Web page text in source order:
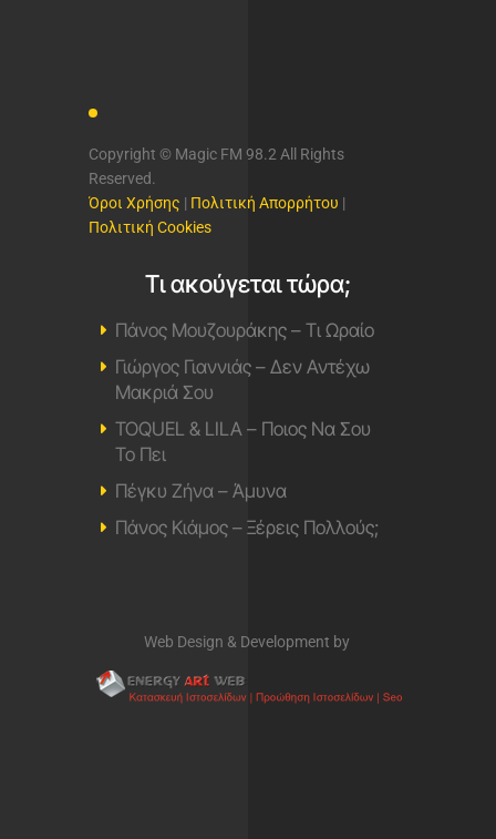
Copyright © Magic FM 98.2 All Rights
Reserved.
Όροι Χρήσης | Πολιτική Απορρήτου |
Πολιτική Cookies
Τι ακούγεται τώρα;
Πάνος Μουζουράκης – Τι Ωραίο
Γιώργος Γιαννιάς – Δεν Αντέχω
Μακριά Σου
TOQUEL & LILA – Ποιος Να Σου
Το Πει
Πέγκυ Ζήνα – Άμυνα
Πάνος Κιάμος – Ξέρεις Πολλούς;
Web Design & Development by